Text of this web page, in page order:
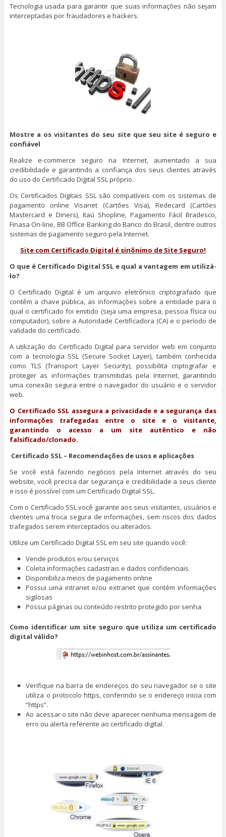
Tecnologia usada para garantir que suas informações não sejam
interceptadas por fraudadores e hackers.
Mostre a os visitantes do seu site que seu site é seguro e
confiável
Realize e-commerce seguro na Internet, aumentado a sua
credibilidade e garantindo a confiança dos seus clientes através
do uso do Certificado Digital SSL próprio.
Os Certificados Digitais SSL são compatíveis com os sistemas de
pagamento online Visanet (Cartões Visa), Redecard (Cartões
Mastercard e Diners), Itaú Shopline, Pagamento Fácil Bradesco,
Finasa On-line, BB Office Banking do Banco do Brasil, dentre outros
sistemas de pagamento seguro pela Internet.
Site com Certificado Digital é sinônimo de Site Seguro!
O que é Certificado Digital SSL e qual a vantagem em utilizá-
lo?
O Certificado Digital é um arquivo eletrônico criptografado que
contêm a chave pública, as informações sobre a entidade para o
qual o certificado foi emitido (seja uma empresa, pessoa física ou
computador), sobre a Autoridade Certificadora (CA) e o período de
validade do certificado.
A utilização do Certificado Digital para servidor web em conjunto
com a tecnologia SSL (Secure Socket Layer), também conhecida
como TLS (Transport Layer Security), possibilita criptografar e
proteger as informações transmitidas pela Internet, garantindo
uma conexão segura entre o navegador do usuário e o servidor
web.
O Certificado SSL assegura a privacidade e a segurança das
informações trafegadas entre o site e o visitante,
garantindo o acesso a um site autêntico e não
falsificado/clonado.
Certificado SSL – Recomendações de usos e aplicações
Se você está fazendo negócios pela Internet através do seu
website, você precisa dar segurança e credibilidade a seus cliente
e isso é possível com um Certificado Digital SSL.
Com o Certificado SSL você garante aos seus visitantes, usuários e
clientes uma troca segura de informações, sem riscos dos dados
trafegados serem interceptados ou alterados.
Utilize um Certificado Digital SSL em seu site quando você:
Vende produtos e/ou serviços
Coleta informações cadastrais e dados confidenciais
Disponibiliza meios de pagamento online
Possui uma intranet e/ou extranet que contém informações
sigilosas
Possui páginas ou conteúdo restrito protegido por senha
Como identificar um site seguro que utiliza um certificado
digital válido?
Verifique na barra de endereços do seu navegador se o site
utiliza o protocolo https, conferindo se o endereço inicia com
“https”.
Ao acessar o site não deve aparecer nenhuma mensagem de
erro ou alerta referente ao certificado digital.